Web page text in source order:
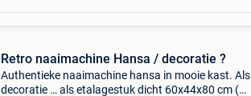
Retro naaimachine Hansa / decoratie ?
Authentieke naaimachine hansa in mooie kast. Als
decoratie … als etalagestuk dicht 60x44x80 cm (